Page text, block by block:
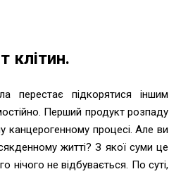
клітин.
перестає підкорятися іншим
Перший продукт розпаду
канцерогенному процесі. Але ви
житті? З якої суми це
нічого не відбувається. По суті,